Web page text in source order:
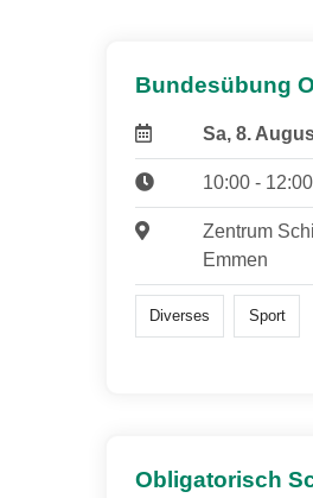
Bundesübung
Sa, 8.
10:00 -
Zentrum
Emmen
Diverses Sport
Obligatorisch